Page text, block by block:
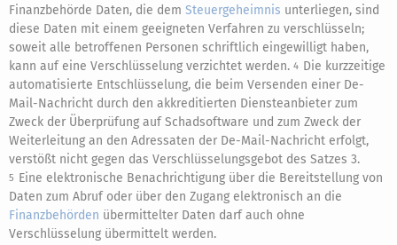
Finanzbehörde Daten, die dem Steuergeheimnis unterliegen, sind
diese Daten mit einem geeigneten Verfahren zu verschlüsseln;
soweit alle betroffenen Personen schriftlich eingewilligt haben,
kann auf eine Verschlüsselung verzichtet werden. 4 Die kurzzeitige
automatisierte Entschlüsselung, die beim Versenden einer De-
Mail-Nachricht durch den akkreditierten Diensteanbieter zum
Zweck der Überprüfung auf Schadsoftware und zum Zweck der
Weiterleitung an den Adressaten der De-Mail-Nachricht erfolgt,
verstößt nicht gegen das Verschlüsselungsgebot des Satzes 3.
5 Eine elektronische Benachrichtigung über die Bereitstellung von
Daten zum Abruf oder über den Zugang elektronisch an die
Finanzbehörden übermittelter Daten darf auch ohne
Verschlüsselung übermittelt werden.